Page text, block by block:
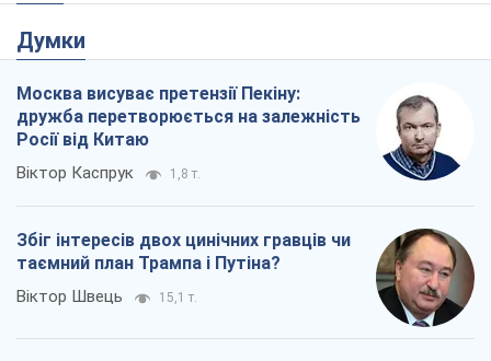
Думки
Москва висуває претензії Пекіну:
дружба перетворюється на залежність
Росії від Китаю
Віктор Каспрук 1,8 т.
Збіг інтересів двох цинічних гравців чи
таємний план Трампа і Путіна?
Віктор Швець 15,1 т.